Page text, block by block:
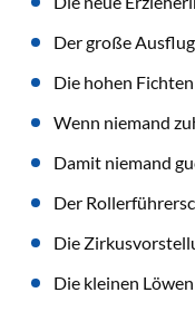
Der große Ausflug
Die hohen Fichten
Wenn niemand
Damit niemand
Der
Die
Die kleinen Löwen